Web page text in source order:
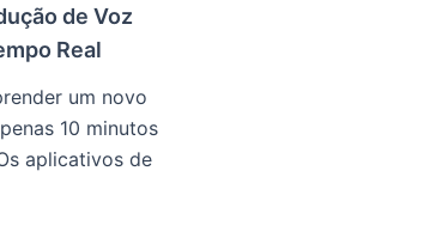
de Voz
Real
um novo
10 minutos
aplicativos de